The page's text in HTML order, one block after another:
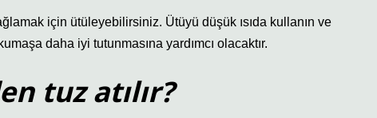
için ütüleyebilirsiniz. Ütüyü düşük ısıda kullanın ve
daha iyi tutunmasına yardımcı olacaktır.
tuz atılır?